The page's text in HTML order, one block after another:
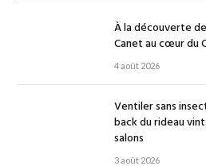
À la découverte
Canet au cœur du
4 août 2026
Ventiler sans
back du rideau
salons
3 août 2026